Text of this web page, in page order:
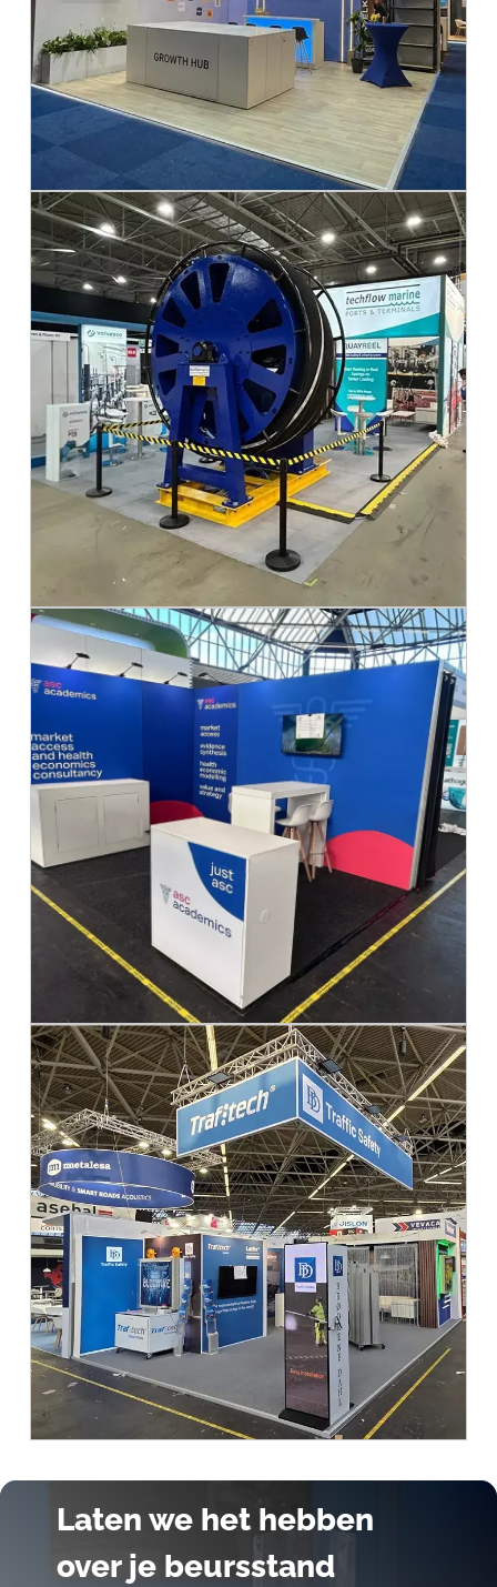
Laten we het hebben
over je beursstand